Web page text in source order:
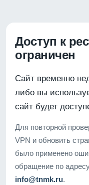
Доступ к
ограничен
Сайт временно
либо вы
сайт будет
Для повторной
VPN и обновить
было применено
обращение по
info@tnmk.ru.